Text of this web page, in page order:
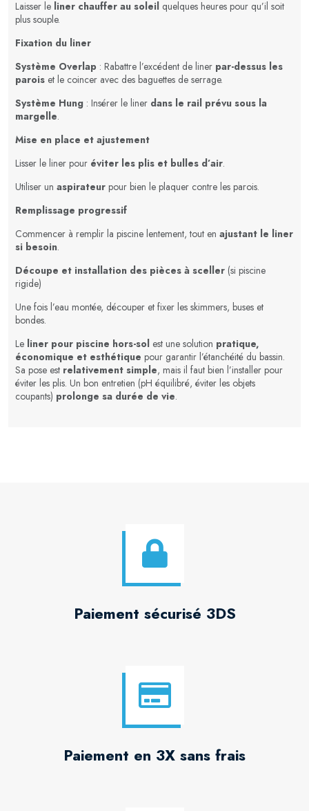
Laisser le liner chauffer au soleil quelques heures pour qu’il soit
plus souple.
Fixation du liner
Système Overlap : Rabattre l’excédent de liner par-dessus les
parois et le coincer avec des baguettes de serrage.
Système Hung : Insérer le liner dans le rail prévu sous la
margelle.
Mise en place et ajustement
Lisser le liner pour éviter les plis et bulles d’air.
Utiliser un aspirateur pour bien le plaquer contre les parois.
Remplissage progressif
Commencer à remplir la piscine lentement, tout en ajustant le liner
si besoin.
Découpe et installation des pièces à sceller (si piscine
rigide)
Une fois l’eau montée, découper et fixer les skimmers, buses et
bondes.
Le liner pour piscine hors-sol est une solution pratique,
économique et esthétique pour garantir l’étanchéité du bassin.
Sa pose est relativement simple, mais il faut bien l’installer pour
éviter les plis. Un bon entretien (pH équilibré, éviter les objets
coupants) prolonge sa durée de vie.
Paiement sécurisé 3DS
Paiement en 3X sans frais